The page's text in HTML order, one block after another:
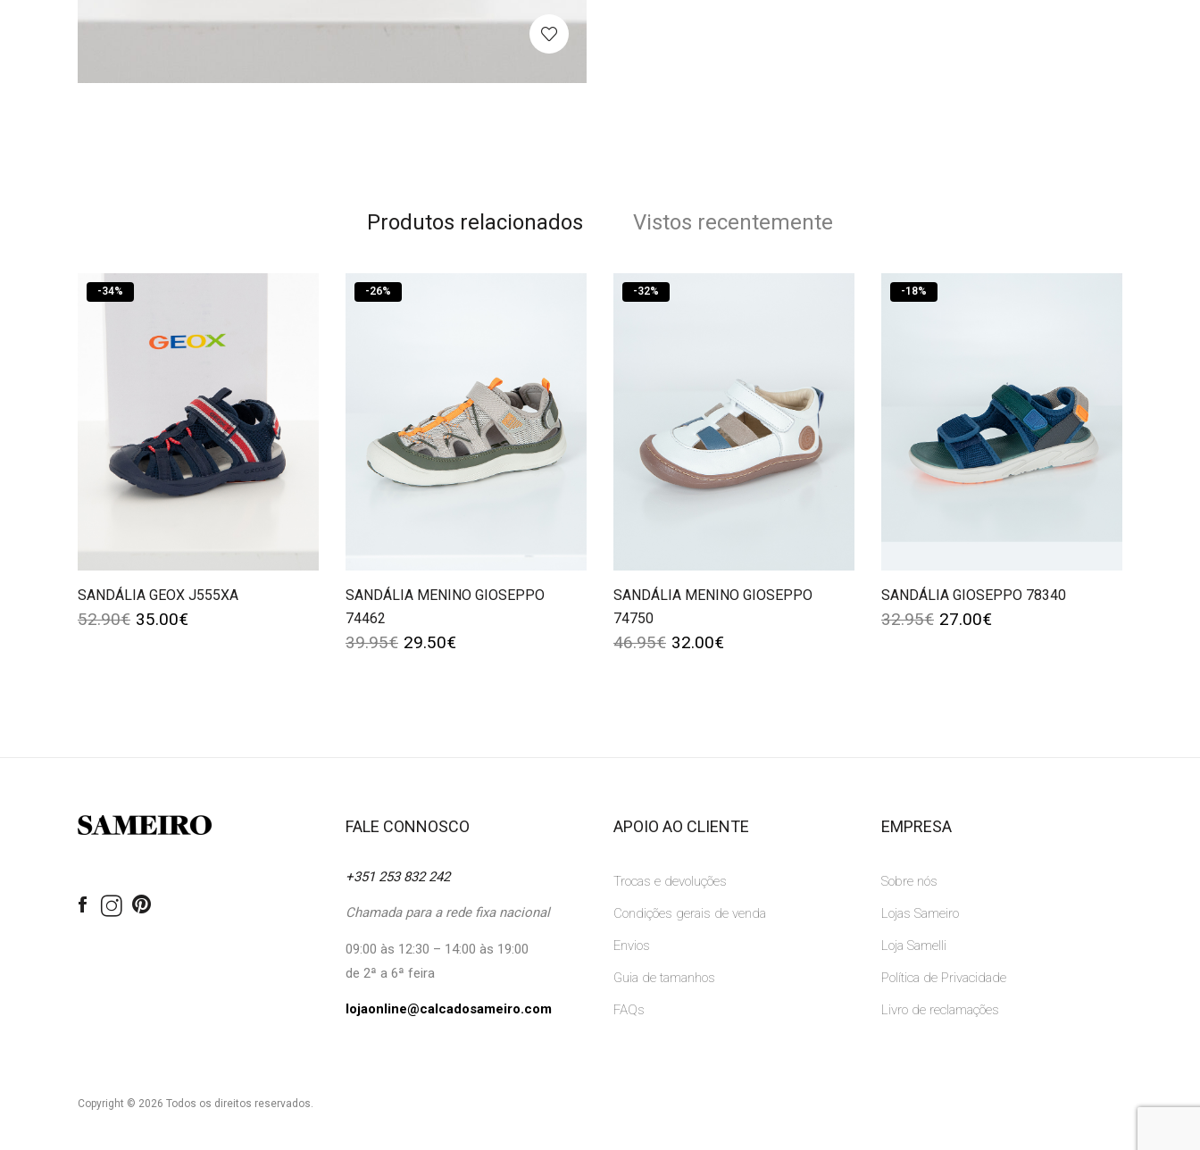
Produtos relacionados Vistos recentemente
-34%
SANDÁLIA GEOX J555XA
52.90€ 35.00€
-26%
SANDÁLIA MENINO GIOSEPPO
74462
39.95€ 29.50€
-32%
SANDÁLIA MENINO GIOSEPPO
74750
46.95€ 32.00€
-18%
SANDÁLIA GIOSEPPO 78340
32.95€ 27.00€
FALE CONNOSCO
+351 253 832 242
Chamada para a rede fixa nacional
09:00 às 12:30 – 14:00 às 19:00
de 2ª a 6ª feira
lojaonline@calcadosameiro.com
APOIO AO CLIENTE
Trocas e devoluções
Condições gerais de venda
Envios
Guia de tamanhos
FAQs
EMPRESA
Sobre nós
Lojas Sameiro
Loja Samelli
Política de Privacidade
Livro de reclamações
Copyright © 2026 Todos os direitos reservados.